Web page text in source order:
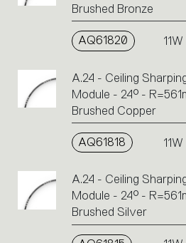
Brushed Bronze
AQ61820 11W
A.24 - Ceiling
Module - 24° -
Brushed Copper
AQ61818 11W
A.24 - Ceiling
Module - 24° -
Brushed Silver